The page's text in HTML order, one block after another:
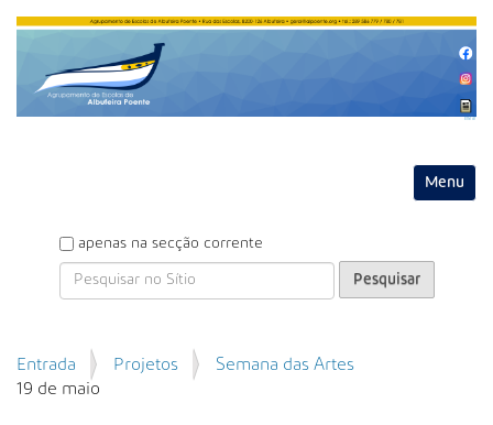
Toggle
P
e
i
s
apenas na secção corrente
P
e
Entrada Projetos
Semana das Artes
19 de maio